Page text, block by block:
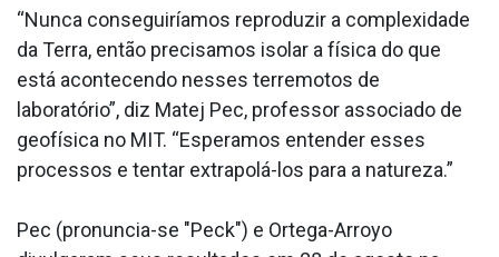
“Nunca conseguiríamos reproduzir a complexidade
da Terra, então precisamos isolar a física do que
está acontecendo nesses terremotos de
laboratório”, diz Matej Pec, professor associado de
geofísica no MIT. “Esperamos entender esses
processos e tentar extrapolá-los para a natureza.”
Pec (pronuncia-se "Peck") e Ortega-Arroyo